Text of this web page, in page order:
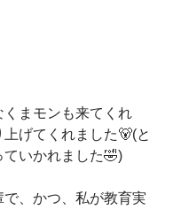
まモンも来てくれ
げてくれました🐻(と
ていかれました🤣)
で、かつ、私が教育実